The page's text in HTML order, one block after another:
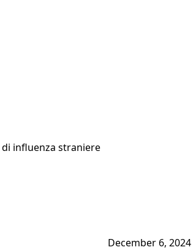
di influenza straniere
December 6, 2024